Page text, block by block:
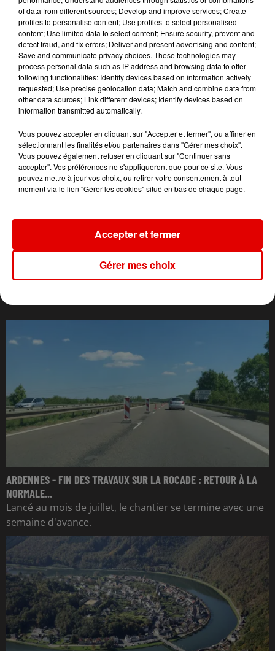
DJO
End Of Beginning
HUGEL, IMAEL ANGEL,
ULTRA NATE
Movin' To The Sun
ADELE CASTILLON
Ete Avec Toi
ARDENNES - FIN DES TRAVAUX SUR LA ROCADE : RETOUR À LA
NORMALE...
Lancé au mois de juillet, le chantier se termine avec une
semaine d'avance.
of data from different sources; Develop and improve services; Create
profiles to personalise content; Use profiles to select personalised
content; Use limited data to select content; Ensure security, prevent and
detect fraud, and fix errors; Deliver and present advertising and content;
Save and communicate privacy choices. These technologies may
process personal data such as IP address and browsing data to offer
following functionalities: Identify devices based on information actively
requested; Use precise geolocation data; Match and combine data from
other data sources; Link different devices; Identify devices based on
information transmitted automatically.
Vous pouvez accepter en cliquant sur "Accepter et fermer", ou affiner en
sélectionnant les finalités et/ou partenaires dans "Gérer mes choix".
Vous pouvez également refuser en cliquant sur "Continuer sans
accepter". Vos préférences ne s'appliqueront que pour ce site. Vous
pouvez mettre à jour vos choix, ou retirer votre consentement à tout
moment via le lien "Gérer les cookies" situé en bas de chaque page.
Gérer mes choix
Accepter et fermer